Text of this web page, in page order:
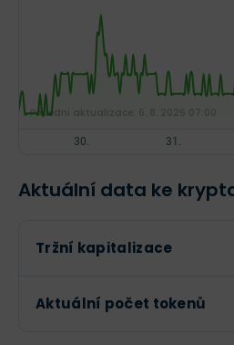
Poslední aktualizace:
Aktuální data ke
Tržní kapitalizace
Aktuální počet tokenů